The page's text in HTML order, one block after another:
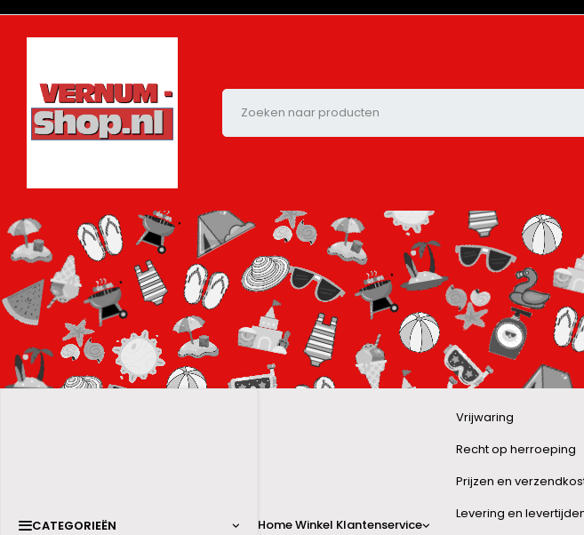
CATEGORIEËN HomeWinkel Klantenservice
Vrijwaring
Recht op herroeping
Prijzen en
Levering en